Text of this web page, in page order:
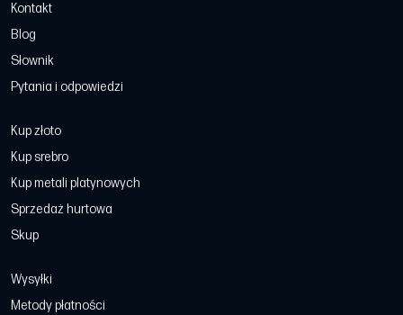
Kontakt
Blog
Słownik
Pytania i odpowiedzi
Kup złoto
Kup srebro
Kup metali platynowych
Sprzedaż hurtowa
Skup
Wysyłki
Metody płatności